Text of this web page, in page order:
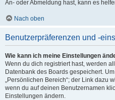
An- oder Abmeldung hast, kann es
Nach oben
Benutzerpräferenzen und -
Wie kann ich meine Einstellungen
Wenn du dich registriert hast, werden
Datenbank des Boards gespeichert.
„Persönlichen Bereich“; der Link dazu
wenn du auf deinen Benutzernamen
Einstellungen ändern.